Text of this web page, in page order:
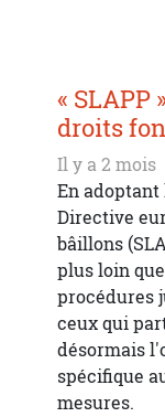
« SLAPP
droits
Il y a 2 mois
En
Directive
bâillons
plus loin
procédures
ceux qui
désormais
spécifique
mesures.